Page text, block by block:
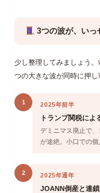
3つの波が、いっ
少し整理してみましょう
つの大きな波が同時に押し
1 2025年前半
トランプ関税によ
デミニマス廃止で、
が途絶。小口での個
2 2025年通年
JOANN倒産と連